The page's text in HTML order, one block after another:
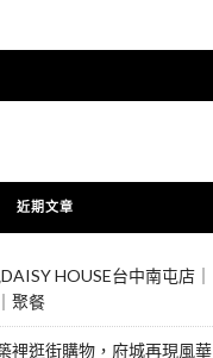
近期文章
HOUSE台中南屯店｜
聚餐
裡逛街購物，府城再現風華